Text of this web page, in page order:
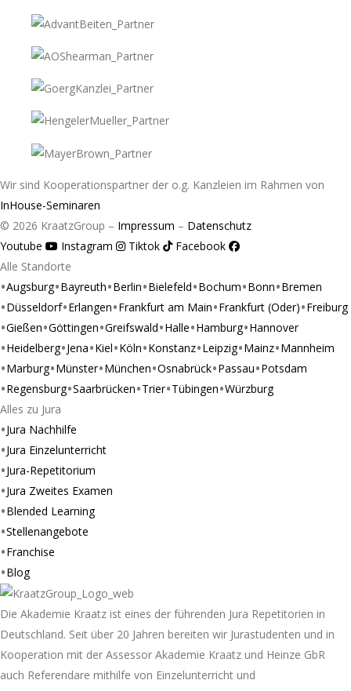
Wir sind Kooperationspartner der o.g. Kanzleien im Rahmen von
InHouse-Seminaren
© 2026 KraatzGroup – Impressum – Datenschutz
Youtube
Instagram Tiktok
Facebook
Alle Standorte
Augsburg Bayreuth Berlin Bielefeld Bochum Bonn Bremen
Düsseldorf Erlangen Frankfurt am Main Frankfurt (Oder) Freiburg
Gießen Göttingen Greifswald Halle Hamburg Hannover
Heidelberg Jena Kiel Köln Konstanz Leipzig Mainz Mannheim
Marburg Münster München Osnabrück Passau Potsdam
Regensburg Saarbrücken Trier Tübingen Würzburg
Alles zu Jura
Jura Nachhilfe
Jura Einzelunterricht
Jura-Repetitorium
Jura Zweites Examen
Blended Learning
Stellenangebote
Franchise
Blog
Die Akademie Kraatz ist eines der führenden Jura Repetitorien in
Deutschland. Seit über 20 Jahren bereiten wir Jurastudenten und in
Kooperation mit der Assessor Akademie Kraatz und Heinze GbR
auch Referendare mithilfe von Einzelunterricht und